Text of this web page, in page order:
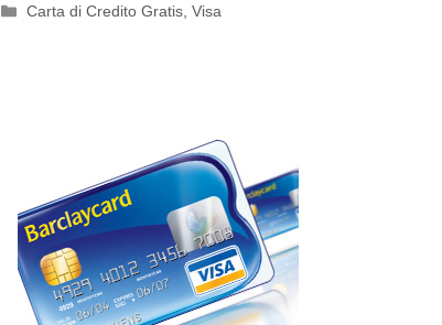
Categorie
Carta di Credito Gratis,Visa